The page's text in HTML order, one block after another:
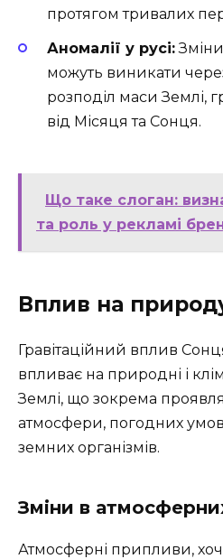
протягом тривалих
Аномалії у русі:Зміни
можуть виникати
розподіл маси Землі,
від Місяця та Сонця.
Що таке слоган:
та роль у рекламі
Вплив на
Гравітаційний вплив
впливає на природні і
Землі, що зокрема
атмосфери, погодних
земних організмів.
Зміни в
Атмосферні припливи, хоч